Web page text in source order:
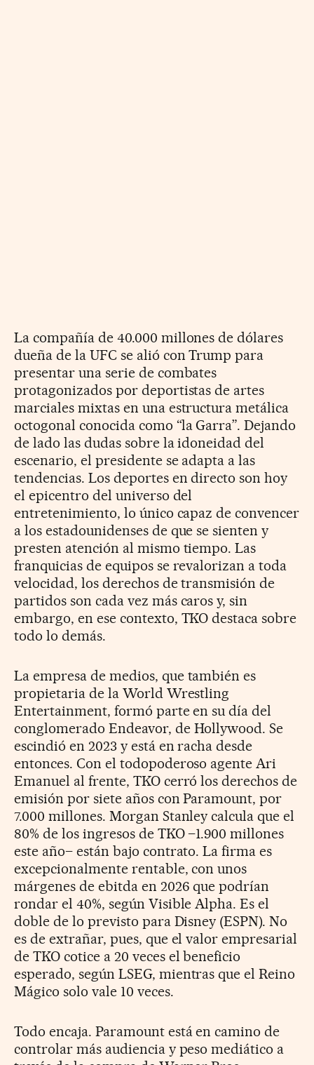
La compañía de 40.000 millones de dólares
dueña de la UFC se alió con Trump para
presentar una serie de combates
protagonizados por deportistas de artes
marciales mixtas en una estructura metálica
octogonal conocida como “la Garra”. Dejando
de lado las dudas sobre la idoneidad del
escenario, el presidente se adapta a las
tendencias. Los deportes en directo son hoy
el epicentro del universo del
entretenimiento, lo único capaz de convencer
a los estadounidenses de que se sienten y
presten atención al mismo tiempo. Las
franquicias de equipos se revalorizan a toda
velocidad, los derechos de transmisión de
partidos son cada vez más caros y, sin
embargo, en ese contexto, TKO destaca sobre
todo lo demás.
La empresa de medios, que también es
propietaria de la World Wrestling
Entertainment, formó parte en su día del
conglomerado Endeavor, de Hollywood. Se
escindió en 2023 y está en racha desde
entonces. Con el todopoderoso agente Ari
Emanuel al frente, TKO cerró los derechos de
emisión por siete años con Paramount, por
7.000 millones. Morgan Stanley calcula que el
80% de los ingresos de TKO –1.900 millones
este año– están bajo contrato. La firma es
excepcionalmente rentable, con unos
márgenes de ebitda en 2026 que podrían
rondar el 40%, según Visible Alpha. Es el
doble de lo previsto para Disney (ESPN). No
es de extrañar, pues, que el valor empresarial
de TKO cotice a 20 veces el beneficio
esperado, según LSEG, mientras que el Reino
Mágico solo vale 10 veces.
Todo encaja. Paramount está en camino de
controlar más audiencia y peso mediático a